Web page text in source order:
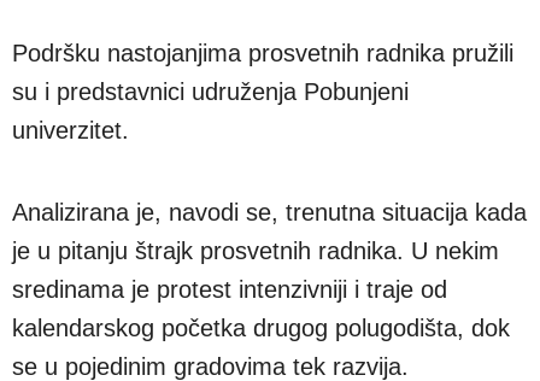
Podršku nastojanjima prosvetnih radnika pružili
su i predstavnici udruženja Pobunjeni
univerzitet.
Analizirana je, navodi se, trenutna situacija kada
je u pitanju štrajk prosvetnih radnika. U nekim
sredinama je protest intenzivniji i traje od
kalendarskog početka drugog polugodišta, dok
se u pojedinim gradovima tek razvija.